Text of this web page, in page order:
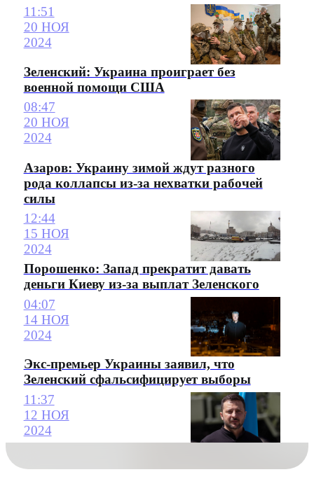
11:51
20 НОЯ
2024
Зеленский: Украина проиграет без
военной помощи США
08:47
20 НОЯ
2024
Азаров: Украину зимой ждут разного
рода коллапсы из-за нехватки рабочей
силы
12:44
15 НОЯ
2024
Порошенко: Запад прекратит давать
деньги Киеву из-за выплат Зеленского
04:07
14 НОЯ
2024
Экс-премьер Украины заявил, что
Зеленский сфальсифицирует выборы
11:37
12 НОЯ
2024